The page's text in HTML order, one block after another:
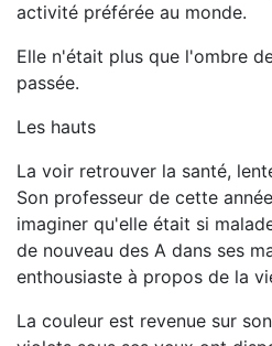
activité préférée au monde.
Elle n'était plus que l'ombre
passée.
Les hauts
La voir retrouver la santé,
Son professeur de cette
imaginer qu'elle était si
de nouveau des A dans ses
enthousiaste à propos de la
La couleur est revenue sur